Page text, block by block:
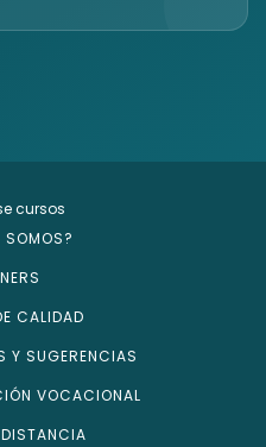
SOMOS?
CALIDAD
Y SUGERENCIAS
VOCACIONAL